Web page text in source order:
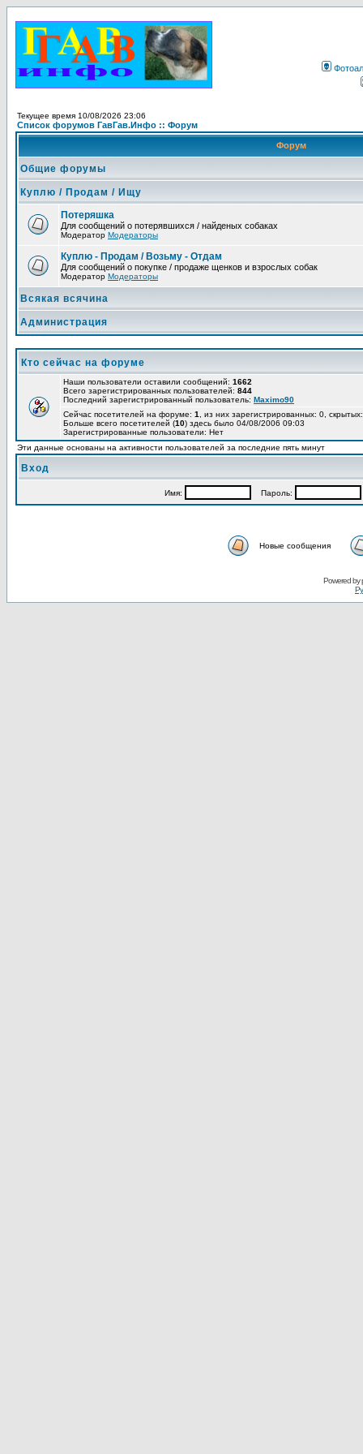
Текущее время 10/08/2026 23:06
Список форумов ГавГав.Инфо :: Форум
Форум
Общие форумы
Куплю / Продам / Ищу
Потеряшка
Для сообщений о потерявшихся / найденых собаках
Модератор Модераторы
Куплю - Продам / Возьму - Отдам
Для сообщений о покупке / продаже щенков и взрослых собак
Модератор Модераторы
Всякая всячина
Администрация
Кто сейчас на форуме
Наши пользователи оставили сообщений: 1662
Всего зарегистрированных пользователей: 844
Последний зарегистрированный пользователь: Maximo90
Сейчас посетителей на форуме: 1
, из них зарегистрированных: 0,
Больше всего посетителей (10) здесь было 04/08/2006 09:03
Зарегистрированные пользователи: Нет
Эти данные основаны на активности пользователей за последние пять минут
Вход
Имя: Пароль:
Новые сообщения
Powered by